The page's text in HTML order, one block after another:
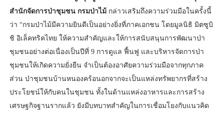
สำนักจัดการป่าชุมชน กรมป่าไม้กล่าวเสริมถึงความร่วมมือในครั้งนี้
ว่า “กรมป่าไม้มีความยินดีเป็นอย่างยิ่งที่ภาคเอกชน โดยมูลนิธิ มิตซูบิ
ชิ อิเล็คทริคไทย ให้ความสำคัญและให้การสนับสนุนการพัฒนาป่า
ชุมชนอย่างต่อเนื่องเป็นปีที่ 9 การดูแล ฟื้นฟู และบริหารจัดการป่า
ชุมชนให้เกิดความยั่งยืน จำเป็นต้องอาศัยความร่วมมือจากทุกภาค
ส่วน ป่าชุมชนบ้านหนองคร้อนอกจากจะเป็นแหล่งทรัพยากรที่สร้าง
ประโยชน์ให้กับคนในชุมชน ทั้งในด้านแหล่งอาหารและการสร้าง
เศรษฐกิจฐานรากแล้ว ยังมีบทบาทสำคัญในการเชื่อมโยงกับแนวคิด